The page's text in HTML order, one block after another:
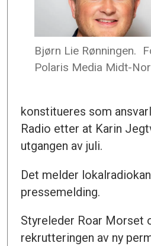
Bjørn Lie Rønningen.
Polaris Media Midt-
konstitueres som
Radio etter at Karin
utgangen av juli.
Det melder
pressemelding.
Styreleder Roar Morset
rekrutteringen av ny